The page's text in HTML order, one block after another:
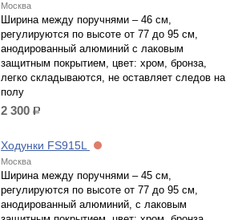
Москва
Ширина между поручнями – 46 см,
регулируются по высоте от 77 до 95 см,
анодированный алюминий c лаковым
защитным покрытием, цвет: хром, бронза,
легко складываются, не оставляет следов на
полу
2 300 р.
Ходунки FS915L
Москва
Ширина между поручнями – 45 см,
регулируются по высоте от 77 до 95 см,
анодированный алюминий, c лаковым